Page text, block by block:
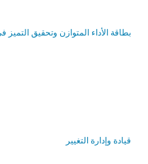
بطاقة الأداء المتوازن وتحقيق التميز
قيادة وإدارة التغيير